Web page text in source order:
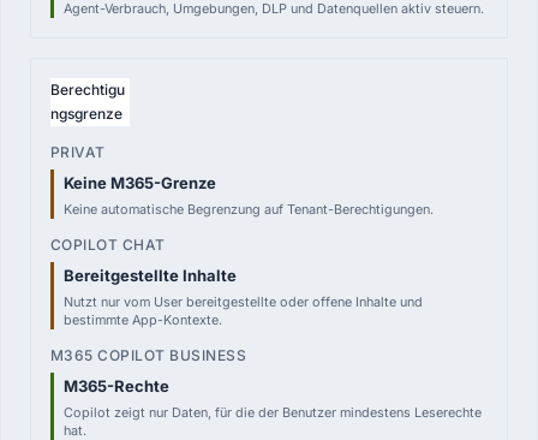
Agent-Verbrauch, Umgebungen, DLP und Datenquellen aktiv steuern.
Berechtigu
ngsgrenze
Keine M365-Grenze
Keine automatische Begrenzung auf Tenant-Berechtigungen.
Bereitgestellte Inhalte
Nutzt nur vom User bereitgestellte oder offene Inhalte und
bestimmte App-Kontexte.
M365-Rechte
Copilot zeigt nur Daten, für die der Benutzer mindestens Leserechte
hat.